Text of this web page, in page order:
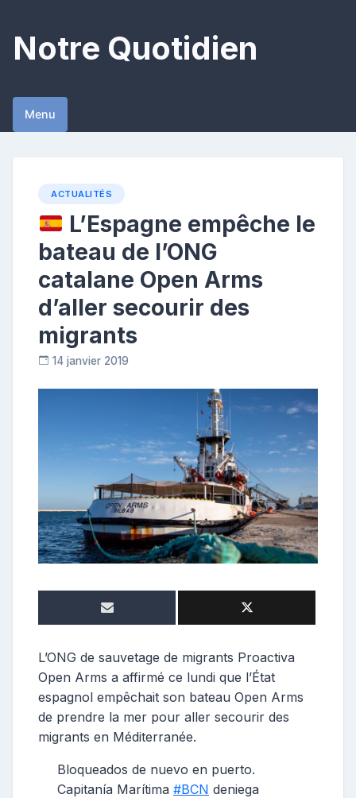
content
Notre Quotidien
Menu
ACTUALITÉS
L’Espagne empêche le
bateau de l’ONG
catalane Open Arms
d’aller secourir des
migrants
14 janvier 2019
s
t
e
u
r
L’ONG de sauvetage de migrants Proactiva
Open Arms a affirmé ce lundi que l’État
espagnol empêchait son bateau Open Arms
de prendre la mer pour aller secourir des
migrants en Méditerranée.
Bloqueados de nuevo en puerto.
Capitanía Marítima #BCN deniega